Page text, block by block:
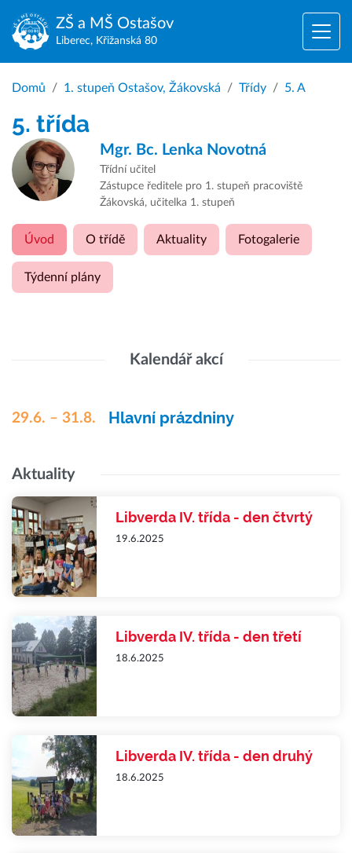
ZŠ a MŠ Ostašov
Liberec, Křižanská 80
Domů 1. stupeň Ostašov, Žákovská Třídy 5. A
5. třída
Mgr. Bc. Lenka Novotná
Třídní učitel
Zástupce ředitele pro 1. stupeň pracoviště
Žákovská, učitelka 1. stupeň
Úvod O třídě Aktuality Fotogalerie
Týdenní plány
Kalendář akcí
29.6. – 31.8. Hlavní prázdniny
Aktuality
Libverda IV. třída - den čtvrtý
19.6.2025
Libverda IV. třída - den třetí
18.6.2025
Libverda IV. třída - den druhý
18.6.2025